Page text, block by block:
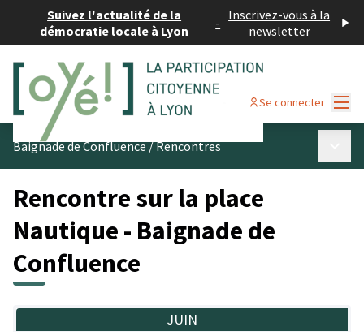
Suivez l'actualité de la
démocratie locale à Lyon
- Inscrivez-vous à la
newsletter
Se connecter
Baignade de Confluence/Rencontres
Rencontre sur la place
Nautique - Baignade de
Confluence
JUIN